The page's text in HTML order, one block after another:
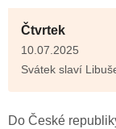
Čtvrtek
10.07.2025
Svátek slaví
Do České